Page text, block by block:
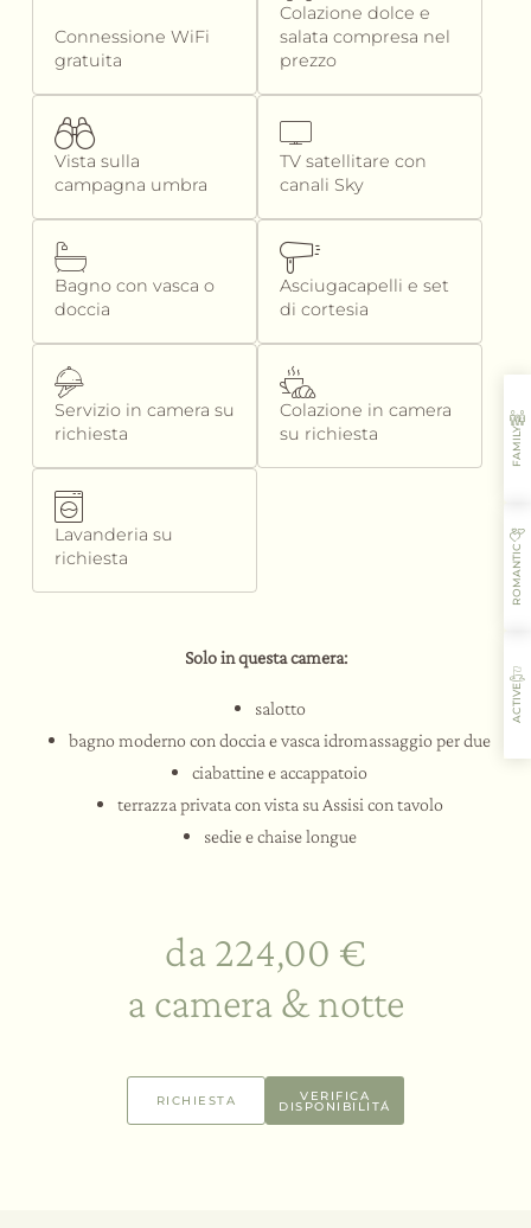
Connessione WiFi
gratuita
Colazione dolce e
salata compresa nel
prezzo
Vista sulla
campagna umbra
TV satellitare con
canali Sky
Bagno con vasca o
doccia
Asciugacapelli e set
di cortesia
Servizio in camera su
richiesta
Colazione in camera
su richiesta
Lavanderia su
richiesta
Solo in questa camera:
salotto
bagno moderno con doccia e vasca idromassaggio per due
ciabattine e accappatoio
terrazza privata con vista su Assisi con tavolo
sedie e chaise longue
da 224,00 €
a camera & notte
RICHIESTA VERIFICA
DISPONIBILITÁ
92 m² | 1 - 5 Persone
FAMILY
ROMANTIC
ACTIVE